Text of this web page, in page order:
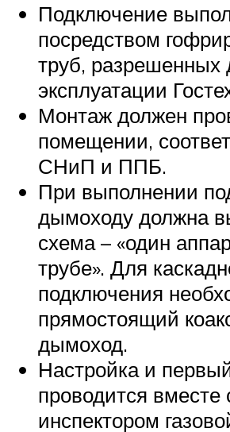
Подключение
посредством
труб, разрешенных
эксплуатации
Монтаж должен
помещении,
СНиП и ППБ.
При выполнении
дымоходу должна
схема – «один
трубе». Для
подключения
прямостоящий
дымоход.
Настройка и
проводится вместе
инспектором